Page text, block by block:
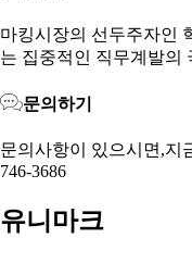
마킹시장의 선두주자인
는 집중적인 직무계발의
문의하기
문의사항이 있으시면,지
746-3686
유니마크